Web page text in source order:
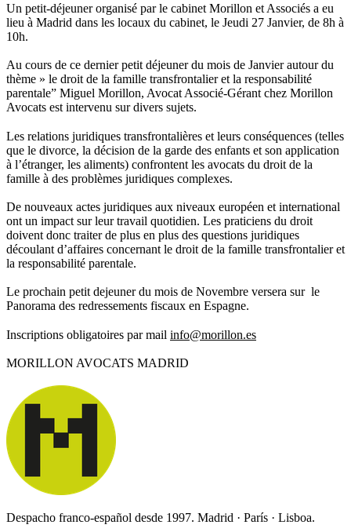
Un petit-déjeuner organisé par le cabinet Morillon et Associés a eu
lieu à Madrid dans les locaux du cabinet, le Jeudi 27 Janvier, de 8h à
10h.
Au cours de ce dernier petit déjeuner du mois de Janvier autour du
thème » le droit de la famille transfrontalier et la responsabilité
parentale” Miguel Morillon, Avocat Associé-Gérant chez Morillon
Avocats est intervenu sur divers sujets.
Les relations juridiques transfrontalières et leurs conséquences (telles
que le divorce, la décision de la garde des enfants et son application
à l’étranger, les aliments) confrontent les avocats du droit de la
famille à des problèmes juridiques complexes.
De nouveaux actes juridiques aux niveaux européen et international
ont un impact sur leur travail quotidien. Les praticiens du droit
doivent donc traiter de plus en plus des questions juridiques
découlant d’affaires concernant le droit de la famille transfrontalier et
la responsabilité parentale.
Le prochain petit dejeuner du mois de Novembre versera sur le
Panorama des redressements fiscaux en Espagne.
Inscriptions obligatoires par mail info@morillon.es
MORILLON AVOCATS MADRID
Despacho franco-español desde 1997. Madrid · París · Lisboa.